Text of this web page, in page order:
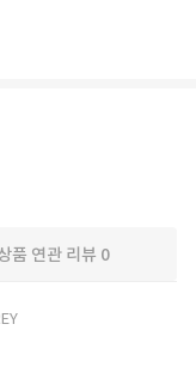
품 연관 리뷰 0